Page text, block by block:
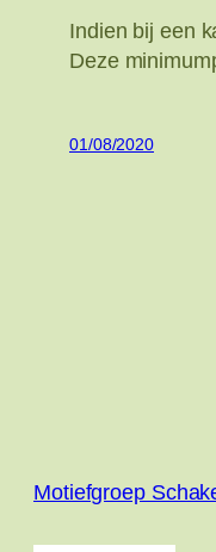
Indien bij een
Deze
01/08/2020
Motiefgroep